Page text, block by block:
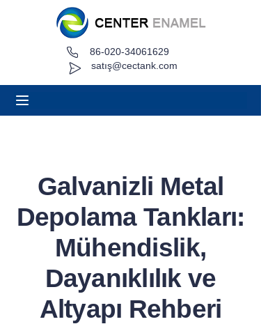
satış@cectank.com
86-020-34061629
Galvanizli Metal
Depolama Tankları:
Mühendislik,
Dayanıklılık ve
Altyapı Rehberi
Hakkında
Teklif İsteyin
Haberler
Temas etmek